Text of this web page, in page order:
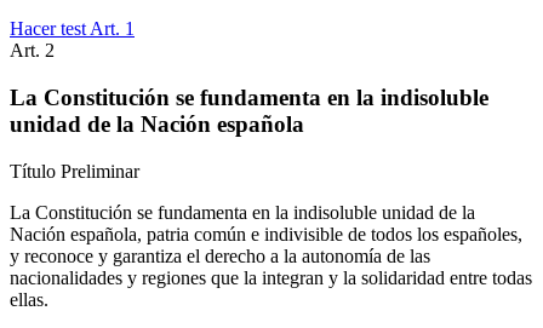
Hacer test Art. 1
Art. 2
La Constitución se fundamenta en la indisoluble
unidad de la Nación española
Título Preliminar
La Constitución se fundamenta en la indisoluble unidad de la
Nación española, patria común e indivisible de todos los españoles,
y reconoce y garantiza el derecho a la autonomía de las
nacionalidades y regiones que la integran y la solidaridad entre todas
ellas.